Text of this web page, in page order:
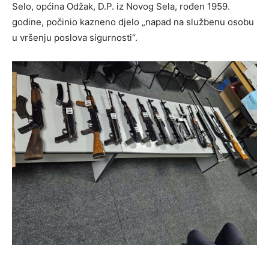
Selo, općina Odžak, D.P. iz Novog Sela, rođen 1959.
godine, počinio kazneno djelo „napad na službenu osobu
u vršenju poslova sigurnosti“.